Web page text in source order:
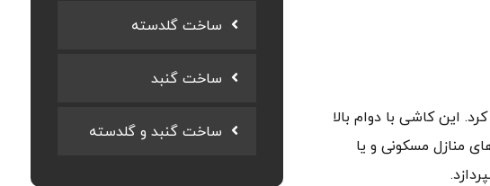
این کاشی با دوام بالا
منازل مسکونی و یا
ساخت گلدسته
ساخت گنبد
ساخت گنبد و گلدسته